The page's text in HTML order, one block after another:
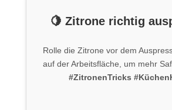
🍋 Zitrone richtig
Rolle die Zitrone vor dem
auf der Arbeitsfläche, um mehr
#ZitronenTricks